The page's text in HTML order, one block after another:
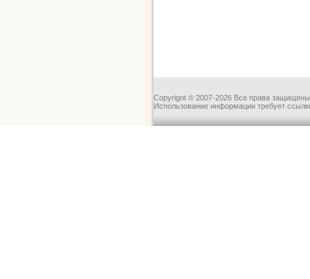
Copyrignt © 2007-2026 Все права
Использование информации требует